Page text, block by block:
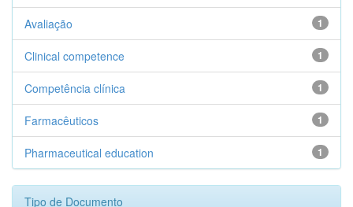
1
Avaliação
1
Clinical competence
1
Competência clínica
1
Farmacêuticos
1
Pharmaceutical education
Tipo de Documento